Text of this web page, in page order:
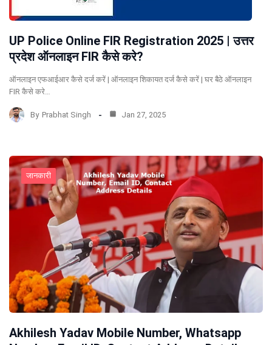
UP Police Online FIR Registration 2025 | उत्तर
प्रदेश ऑनलाइन FIR कैसे करे?
ऑनलाइन एफआईआर कैसे दर्ज करें | ऑनलाइन शिकायत दर्ज कैसे करें | घर बैठे ऑनलाइन
FIR कैसे करे…
By Prabhat Singh Jan 27, 2025
जानकारी
Akhilesh Yadav Mobile Number, Whatsapp